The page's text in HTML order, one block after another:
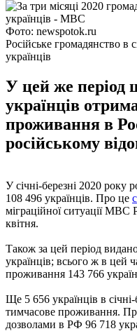
Фото: newspotok.ru
Російське громадянство в
українців
У цей же період
українців
проживання в
російському
У січні-березні 2020 року
108 496 українців. Про це
міграційної ситуації МВС
квітня.
Також за цей період
українців; всього ж в цей
проживання 143 766
Ще 5 656 українців в
тимчасове проживання.
дозволами в РФ 96 718